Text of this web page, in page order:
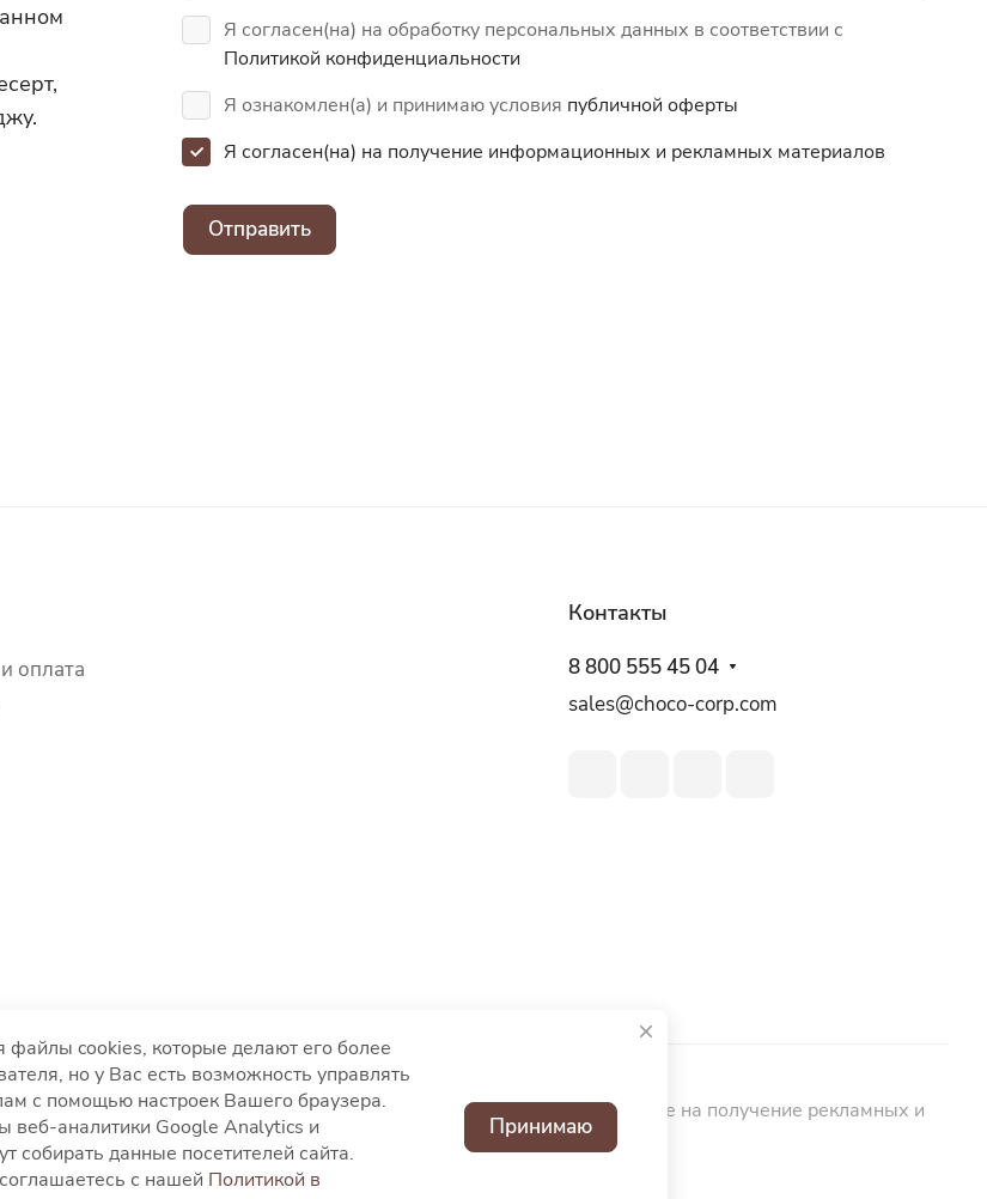
Я согласен(на) на обработку персональных данных в соответствии с
Политикой конфиденциальности
Я ознакомлен(а) и принимаю условия публичной оферты
Я согласен(на) на получение информационных и рекламных материалов
Отправить
оплата
Контакты
8 800 555 45 04
sales@choco-corp.com
cookies Согласие на обработку персональных данных
Согласие на получение рекламных и
файлы cookies, которые делают его более
но у Вас есть возможность управлять
с помощью настроек Вашего браузера.
веб-аналитики Google Analytics и
собирать данные посетителей сайта.
с нашей Политикой в
Принимаю